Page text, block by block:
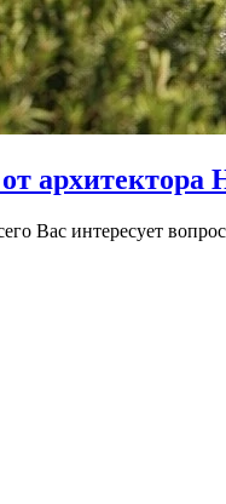
архитектора
Вас интересует